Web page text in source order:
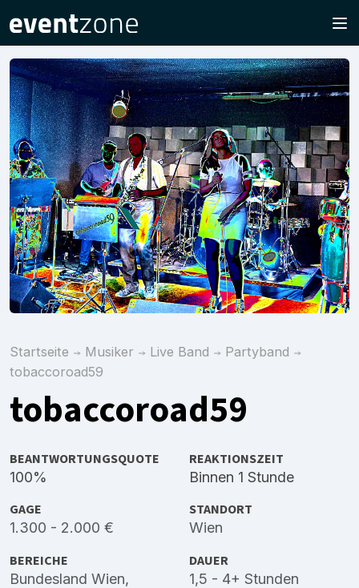
Startseite Musiker Live Band
Partyband
tobaccoroad59
tobaccoroad59
BEANTWORTUNGSQUOTE
100%
REAKTIONSZEIT
Binnen 1 Stunde
GAGE
1.300 - 2.000 €
STANDORT
Wien
BEREICHE
Bundesland Wien,
DAUER
1,5 - 4+ Stunden